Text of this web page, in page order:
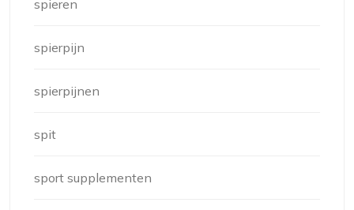
spieren
spierpijn
spierpijnen
spit
sport supplementen